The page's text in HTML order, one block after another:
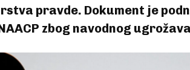
pravde. Dokument je
zbog navodnog